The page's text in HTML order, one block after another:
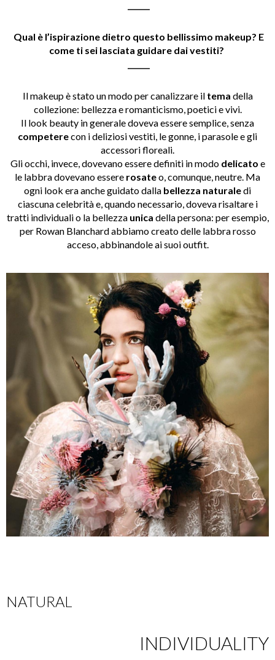
Qual è l’ispirazione dietro questo bellissimo makeup? E
come ti sei lasciata guidare dai vestiti?
Il makeup è stato un modo per canalizzare il tema della
collezione: bellezza e romanticismo, poetici e vivi.
Il look beauty in generale doveva essere semplice, senza
competerecon i deliziosi vestiti, le gonne, i parasole e gli
accessori floreali.
Gli occhi, invece, dovevano essere definiti in modo delicato e
le labbra dovevano essere rosateo, comunque, neutre. Ma
ogni look era anche guidato dalla bellezza naturaledi
ciascuna celebrità e, quando necessario, doveva risaltare i
tratti individuali o la bellezza unica della persona: per esempio,
per Rowan Blanchard abbiamo creato delle labbra rosso
acceso, abbinandole ai suoi outfit.
NATURAL
INDIVIDUALITY